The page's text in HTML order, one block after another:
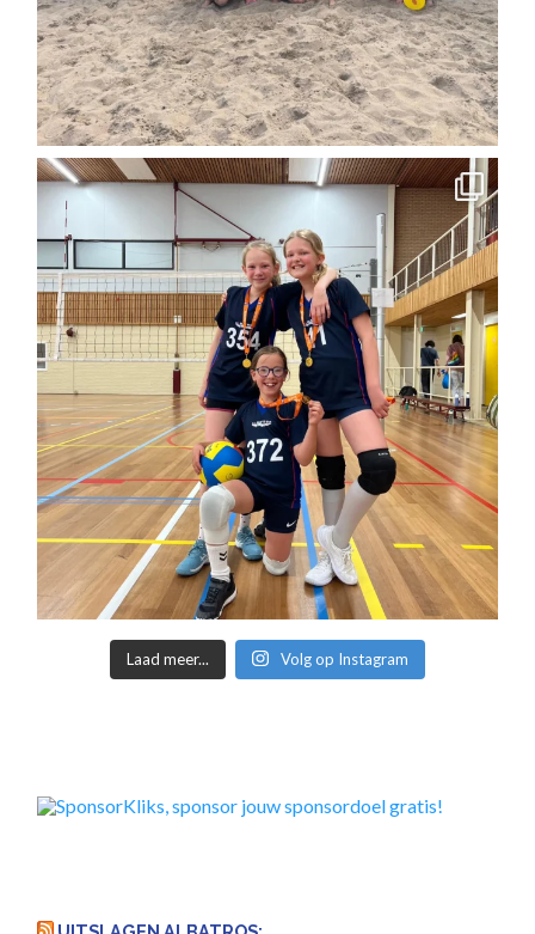
Laad meer... Volg op Instagram